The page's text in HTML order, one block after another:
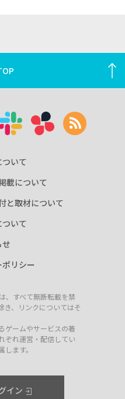
いて
載について
と取材について
いて
せ
リシー
、すべて無断転載を禁
き、リンクについてはそ
ゲームやサービスの著
ぞれ運営・配信してい
ます。
イン